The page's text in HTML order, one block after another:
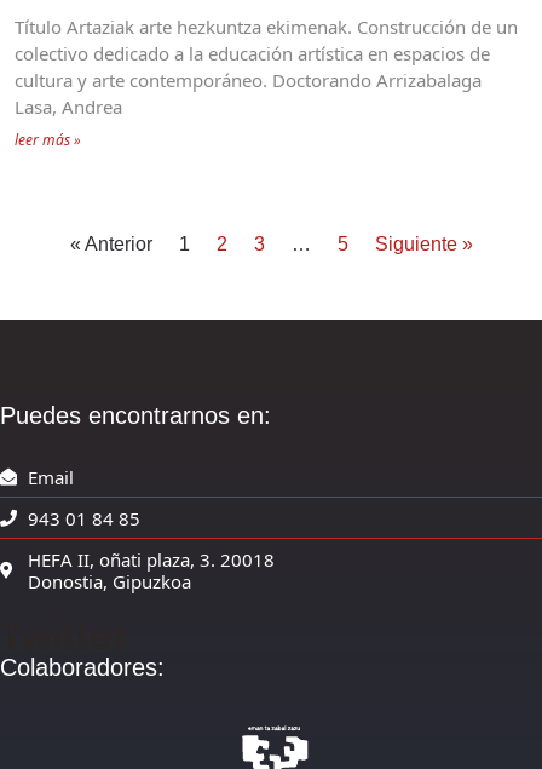
Título Artaziak arte hezkuntza ekimenak. Construcción de un
colectivo dedicado a la educación artística en espacios de
cultura y arte contemporáneo. Doctorando Arrizabalaga
Lasa, Andrea
leer más »
« Anterior 1 2 3 … 5 Siguiente »
Puedes encontrarnos en:
Email
943 01 84 85
HEFA II, oñati plaza, 3. 20018
Donostia, Gipuzkoa
Colaboradores: